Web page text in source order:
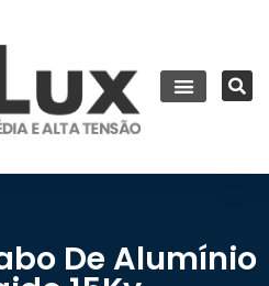
De Alumínio